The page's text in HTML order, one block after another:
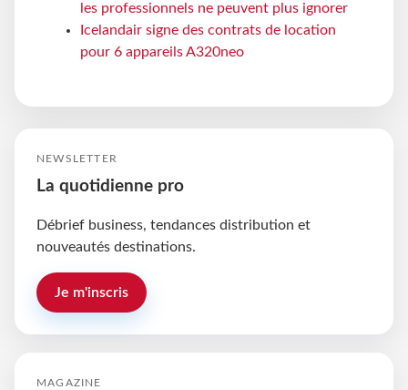
les professionnels ne peuvent plus ignorer
Icelandair signe des contrats de location
pour 6 appareils A320neo
NEWSLETTER
La quotidienne pro
Débrief business, tendances distribution et
nouveautés destinations.
Je m'inscris
MAGAZINE